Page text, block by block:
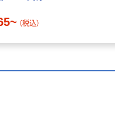
（税込）